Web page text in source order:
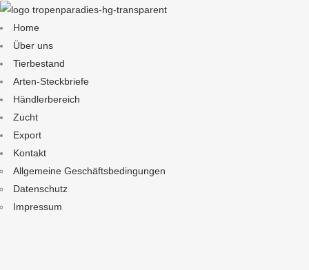
Home
Über uns
Tierbestand
Arten-Steckbriefe
Händlerbereich
Zucht
Export
Kontakt
Allgemeine Geschäftsbedingungen
Datenschutz
Impressum